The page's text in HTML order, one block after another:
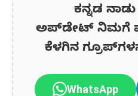
ಕನ್ನಡ ನಾಡು
ಅಪ್‌ಡೇಟ್‌ ನಿಮಗೆ
ಕೆಳಗಿನ
WhatsApp